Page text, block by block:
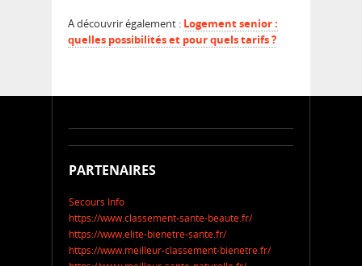
A découvrir également : Logement senior :
quelles possibilités et pour quels tarifs ?
PARTENAIRES
Secours Info
https://www.classement-sante-beaute.fr/
https://www.elite-bienetre-sante.fr/
https://www.meilleur-classement-bienetre.fr/